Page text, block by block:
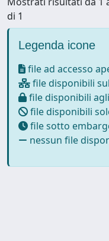
di 1
Legenda icone
file ad accesso
file disponibili
file disponibili
file disponibili
file sotto
nessun file